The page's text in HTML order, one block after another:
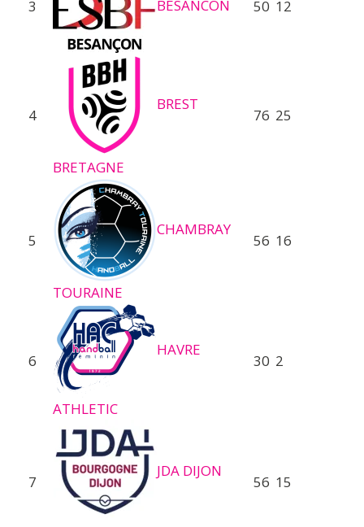
3 BESANCON 50 12
4
BREST
BRETAGNE
76 25
5
CHAMBRAY
TOURAINE
56 16
6
HAVRE
ATHLETIC
30 2
7
JDA DIJON
56 15